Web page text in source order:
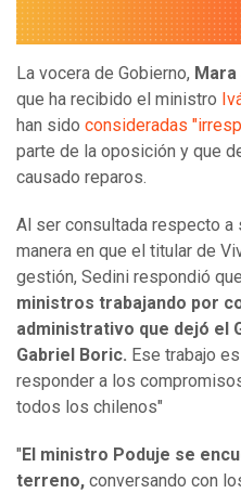
La vocera de Gobierno, Mara
que ha recibido el ministro
han sido consideradas
parte de la oposición y que
causado reparos.
Al ser consultada respecto a
manera en que el titular de
gestión, Sedini respondió
ministros trabajando por
administrativo que dejó el
Gabriel Boric. Ese trabajo
responder a los
todos los chilenos"
"El ministro Poduje se
terreno, conversando con